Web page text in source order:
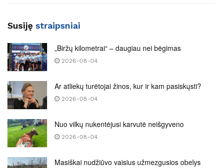
Susiję straipsniai
„Biržų kilometrai“ – daugiau nei bėgimas
2026-08-04
Ar atliekų turėtojai žinos, kur ir kam pasiskųsti?
2026-08-04
Nuo vilkų nukentėjusi karvutė neišgyveno
2026-08-04
Masiškai nudžiūvo vaisius užmezgusios obelys